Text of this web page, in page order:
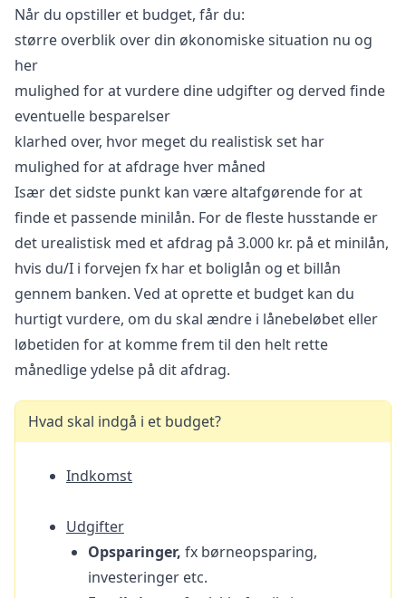
Når du opstiller et budget, får du:
større overblik over din økonomiske situation nu og
her
mulighed for at vurdere dine udgifter og derved finde
eventuelle besparelser
klarhed over, hvor meget du realistisk set har
mulighed for at afdrage hver måned
Især det sidste punkt kan være altafgørende for at
finde et passende minilån. For de fleste husstande er
det urealistisk med et afdrag på 3.000 kr. på et minilån,
hvis du/I i forvejen fx har et boliglån og et billån
gennem banken. Ved at oprette et budget kan du
hurtigt vurdere, om du skal ændre i lånebeløbet eller
løbetiden for at komme frem til den helt rette
månedlige ydelse på dit afdrag.
Hvad skal indgå i et budget?
Indkomst
Udgifter
Opsparinger, fx børneopsparing,
investeringer etc.